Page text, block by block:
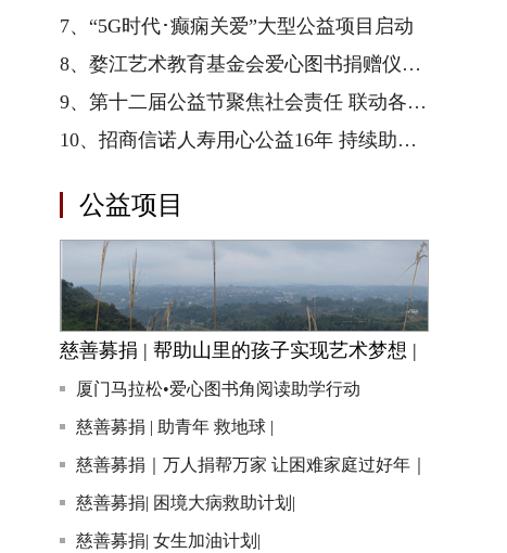
7、 “5G时代･癫痫关爱”大型公益项目启动
8、 婺江艺术教育基金会爱心图书捐赠仪式在平乡县油召中学举行
9、 第十二届公益节聚焦社会责任 联动各界为爱发声
10、 招商信诺人寿用心公益16年 持续助捐守护健康童年
公益项目
慈善募捐 | 帮助山里的孩子实现艺术梦想 |
厦门马拉松•爱心图书角阅读助学行动
慈善募捐 | 助青年 救地球 |
慈善募捐｜万人捐帮万家 让困难家庭过好年｜
慈善募捐| 困境大病救助计划|
慈善募捐| 女生加油计划|